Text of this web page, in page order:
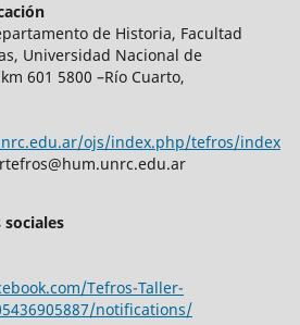
de Historia, Facultad
Universidad Nacional de
601 5800 –Río Cuarto,
ojs/index.php/tefros/index
Tefros-Taller-
notifications/